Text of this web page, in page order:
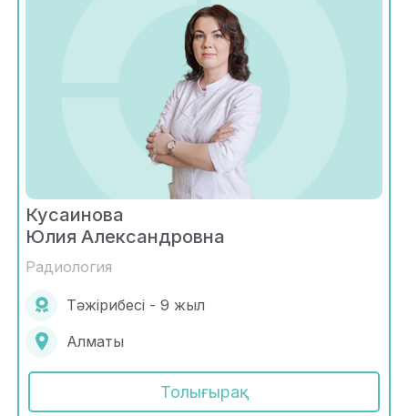
Кусаинова
Юлия Александровна
Радиология
Тәжірибесі - 9 жыл
Алматы
Толығырақ